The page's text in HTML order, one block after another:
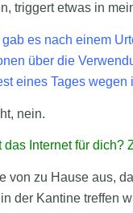
triggert etwas in
es nach einem
über die
eines Tages
nein.
das Internet für dich?
von zu Hause aus,
der Kantine treffen
zum